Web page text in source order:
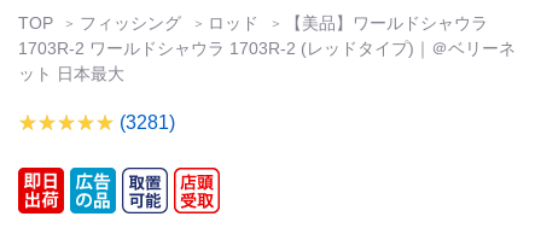
TOP フィッシング ロッド
【美品】ワールドシャウラ
1703R-2 ワールドシャウラ 1703R-2 (レッドタイプ)｜＠ベリーネ
ット 日本最大
(3281)